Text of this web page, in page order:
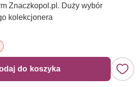
Znaczkopol.pl. Duży wybór
kolekcjonera
do koszyka